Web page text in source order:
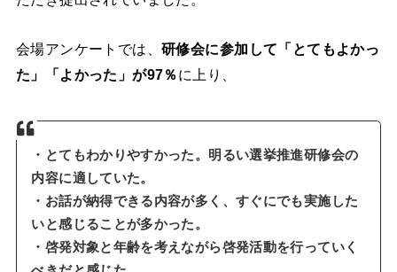
会場アンケートでは、研修会に参加して「とてもよかっ
た」「よかった」が97％ に上り、
・とてもわかりやすかった。明るい選挙推進研修会の
内容に適していた。
・お話が納得できる内容が多く、すぐにでも実施した
いと感じることが多かった。
・啓発対象と年齢を考えながら啓発活動を行っていく